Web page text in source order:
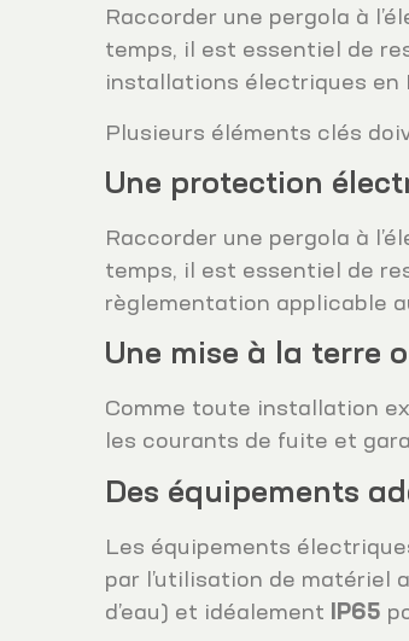
Raccorder une pergola à
temps, il est essentiel de
installations électriques en
Plusieurs éléments clés
Une protection
Raccorder une pergola à
temps, il est essentiel de
règlementation applicable
Une mise à la terre
Comme toute installation
les courants de fuite et
Des équipements
Les équipements
par l’utilisation de matériel
d’eau) et idéalement
IP65